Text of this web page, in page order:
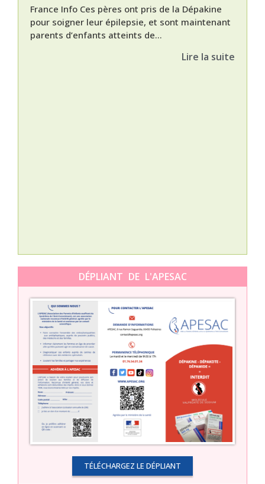
France Info Ces pères ont pris de la Dépakine
pour soigner leur épilepsie, et sont maintenant
parents d’enfants atteints de...
Lire la suite
DÉPLIANT DE L'APESAC
TÉLÉCHARGEZ LE DÉPLIANT